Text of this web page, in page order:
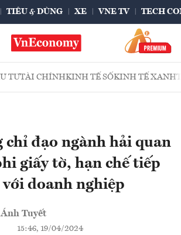
TIÊU & DÙNG XE VNE TV TECH
TƯTÀI CHÍNHKINH TẾ SỐKINH TẾ XANH
chỉ đạo ngành hải quan
giấy tờ, hạn chế tiếp
với doanh nghiệp
Ánh Tuyết
15:46, 19/04/2024